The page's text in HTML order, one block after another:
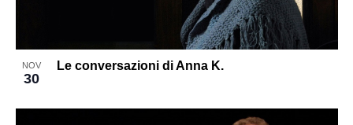
NOV
30
Le conversazioni di Anna K.